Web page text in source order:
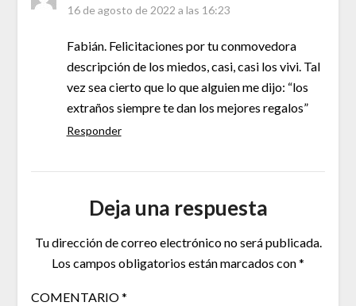
16 de agosto de 2022 a las 16:23
Fabián. Felicitaciones por tu conmovedora
descripción de los miedos, casi, casi los vivi. Tal
vez sea cierto que lo que alguien me dijo: “los
extraños siempre te dan los mejores regalos”
Responder
Deja una respuesta
Tu dirección de correo electrónico no será publicada.
Los campos obligatorios están marcados con*
COMENTARIO*